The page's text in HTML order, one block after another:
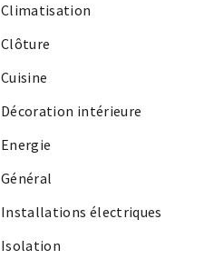
Climatisation
Clôture
Cuisine
Décoration intérieure
Energie
Général
Installations électriques
Isolation